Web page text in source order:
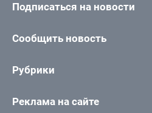
Подписаться на новости
Сообщить новость
Рубрики
Реклама на сайте